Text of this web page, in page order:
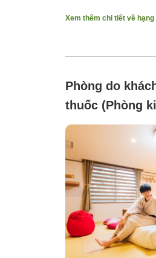
Xem thêm chi tiết về hạng
Phòng do
thuốc (Phòng
kiểu Nhật)